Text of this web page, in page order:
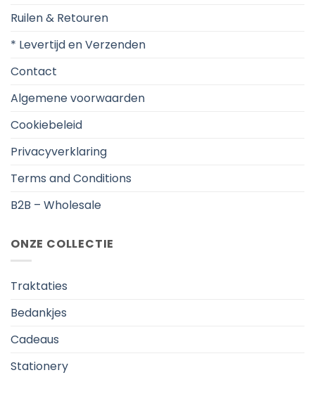
Ruilen & Retouren
* Levertijd en Verzenden
Contact
Algemene voorwaarden
Cookiebeleid
Privacyverklaring
Terms and Conditions
B2B – Wholesale
ONZE COLLECTIE
Traktaties
Bedankjes
Cadeaus
Stationery